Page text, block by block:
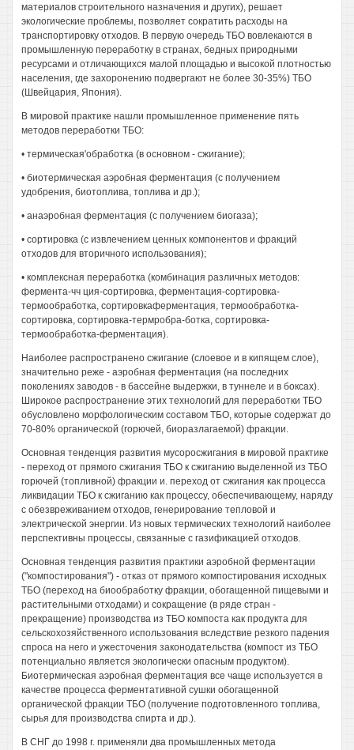
материалов строительного назначения и других), решает
экологические проблемы, позволяет сократить расходы на
транспортировку отходов. В первую очередь ТБО вовлекаются в
промышленную переработку в странах, бедных природными
ресурсами и отличающихся малой площадью и высокой плотностью
населения, где захоронению подвергают не более 30-35%) ТБО
(Швейцария, Япония).
В мировой практике нашли промышленное применение пять
методов переработки ТБО:
• термическая'обработка (в основном - сжигание);
• биотермическая аэробная ферментация (с получением
удобрения, биотоплива, топлива и др.);
• анаэробная ферментация (с получением биогаза);
• сортировка (с извлечением ценных компонентов и фракций
отходов для вторичного использования);
• комплексная переработка (комбинация различных методов:
фермента-чч ция-сортировка, ферментация-сортировка-
термообработка, сортировкаферментация, термообработка-
сортировка, сортировка-термробра-ботка, сортировка-
термообработка-ферментация).
Наиболее распространено сжигание (слоевое и в кипящем слое),
значительно реже - аэробная ферментация (на последних
поколениях заводов - в бассейне выдержки, в туннеле и в боксах).
Широкое распространение этих технологий для переработки ТБО
обусловлено морфологическим составом ТБО, которые содержат до
70-80% органической (горючей, биоразлагаемой) фракции.
Основная тенденция развития мусоросжигания в мировой практике
- переход от прямого сжигания ТБО к сжиганию выделенной из ТБО
горючей (топливной) фракции и. переход от сжигания как процесса
ликвидации ТБО к сжиганию как процессу, обеспечивающему, наряду
с обезвреживанием отходов, генерирование тепловой и
электрической энергии. Из новых термических технологий наиболее
перспективны процессы, связанные с газификацией отходов.
Основная тенденция развития практики аэробной ферментации
("компостирования") - отказ от прямого компостирования исходных
ТБО (переход на биообработку фракции, обогащенной пищевыми и
растительными отходами) и сокращение (в ряде стран -
прекращение) производства из ТБО компоста как продукта для
сельскохозяйственного использования вследствие резкого падения
спроса на него и ужесточения законодательства (компост из ТБО
потенциально является экологически опасным продуктом).
Биотермическая аэробная ферментация все чаще используется в
качестве процесса ферментативной сушки обогащенной
органической фракции ТБО (получение подготовленного топлива,
сырья для производства спирта и др.).
В СНГ до 1998 г. применяли два промышленных метода